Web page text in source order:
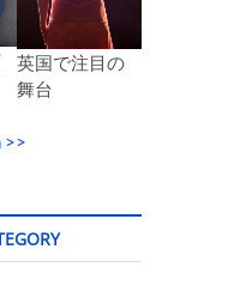
英国で注目の
舞台
>>